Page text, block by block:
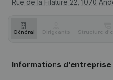
Rue de la Filature 22, 1070
Général Dirigeants Structure
Informations d’entreprise